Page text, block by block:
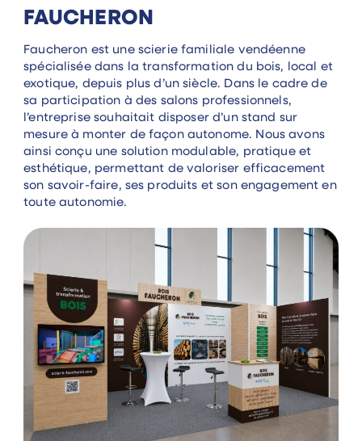
FAUCHERON
Faucheron est une scierie familiale vendéenne
spécialisée dans la transformation du bois, local et
exotique, depuis plus d’un siècle. Dans le cadre de
sa participation à des salons professionnels,
l’entreprise souhaitait disposer d’un stand sur
mesure à monter de façon autonome. Nous avons
ainsi conçu une solution modulable, pratique et
esthétique, permettant de valoriser efficacement
son savoir-faire, ses produits et son engagement en
toute autonomie.